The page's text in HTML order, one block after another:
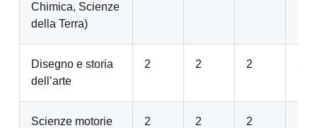
Chimica, Scienze
della Terra)
Disegno e storia
dell’arte
2 2 2
Scienze motorie
2 2 2